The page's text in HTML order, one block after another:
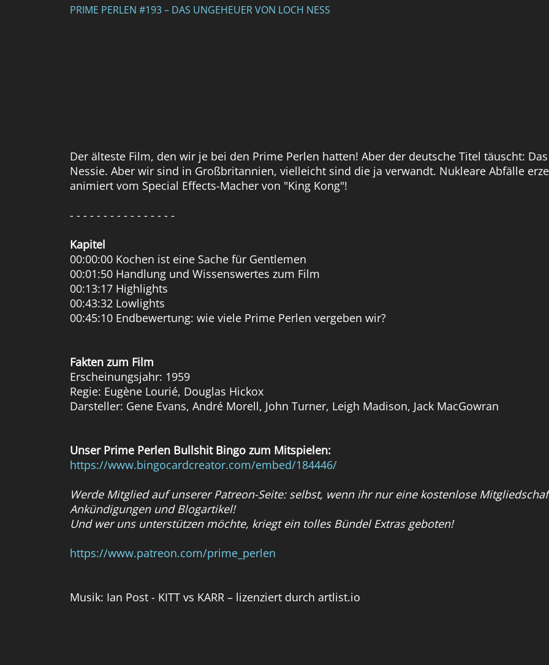
PRIME PERLEN #193 – DAS UNGEHEUER VON LOCH NESS
Der älteste Film, den wir je bei den Prime Perlen hatten! Aber der deutsche Titel täuscht:
Nessie. Aber wir sind in Großbritannien, vielleicht sind die ja verwandt. Nukleare Abfälle
animiert vom Special Effects-Macher von "King Kong"!
- - - - - - - - - - - - - - - -
Kapitel
00:00:00 Kochen ist eine Sache für Gentlemen
00:01:50 Handlung und Wissenswertes zum Film
00:13:17 Highlights
00:43:32 Lowlights
00:45:10 Endbewertung: wie viele Prime Perlen vergeben wir?
Fakten zum Film
Erscheinungsjahr: 1959
Regie: Eugène Lourié, Douglas Hickox
Darsteller: Gene Evans, André Morell, John Turner, Leigh Madison, Jack MacGowran
Unser Prime Perlen Bullshit Bingo zum Mitspielen:
https://www.bingocardcreator.com/embed/184446/
Werde Mitglied auf unserer Patreon-Seite: selbst, wenn ihr nur eine kostenlose
Ankündigungen und Blogartikel!
Und wer uns unterstützen möchte, kriegt ein tolles Bündel Extras geboten!
https://www.patreon.com/prime_perlen
Musik: Ian Post - KITT vs KARR – lizenziert durch artlist.io